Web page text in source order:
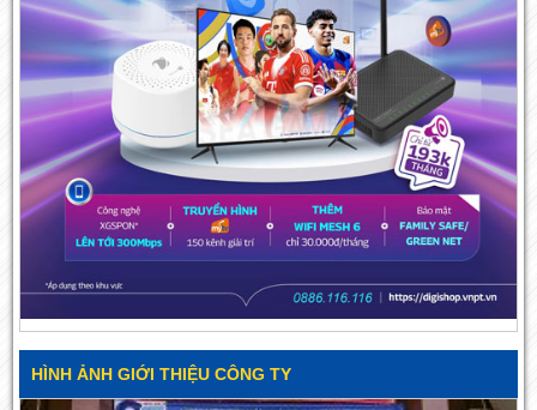
HÌNH ẢNH GIỚI THIỆU CÔNG TY